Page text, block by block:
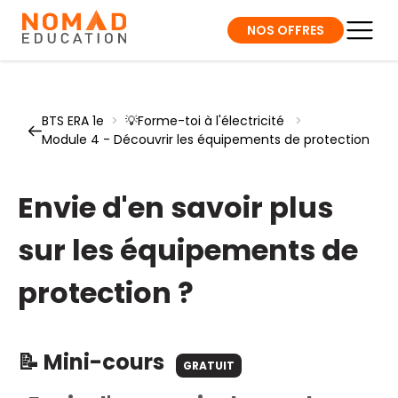
NOS OFFRES
BTS ERA 1e > 💡Forme-toi à l'électricité
>
Module 4 - Découvrir les équipements de protection
Envie d'en savoir plus
sur les équipements de
protection ?
📝 Mini-cours GRATUIT